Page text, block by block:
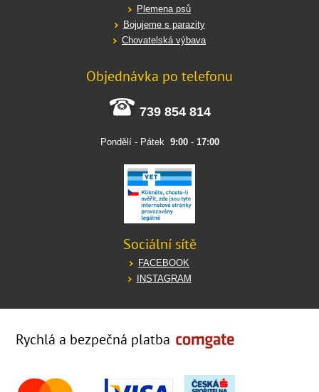
Plemena psů
Bojujeme s parazity
Chovatelská výbava
Objednávka po telefonu
739 854 814
Pondělí - Pátek 9:00- 17:00
Sociální sítě
FACEBOOK
INSTAGRAM
Rychlá a bezpečná platba